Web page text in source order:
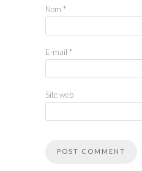
Nom *
E-mail *
Site web